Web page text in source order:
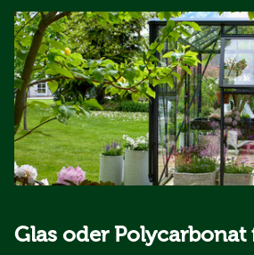
Glas oder Polycarbonat